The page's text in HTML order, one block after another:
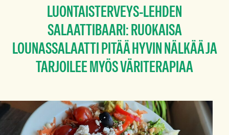
LUONTAISTERVEYS-LEHDEN
SALAATTIBAARI: RUOKAISA
LOUNASSALAATTI PITÄÄ HYVIN NÄLKÄÄ JA
TARJOILEE MYÖS VÄRITERAPIAA